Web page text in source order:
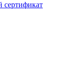
сертификат